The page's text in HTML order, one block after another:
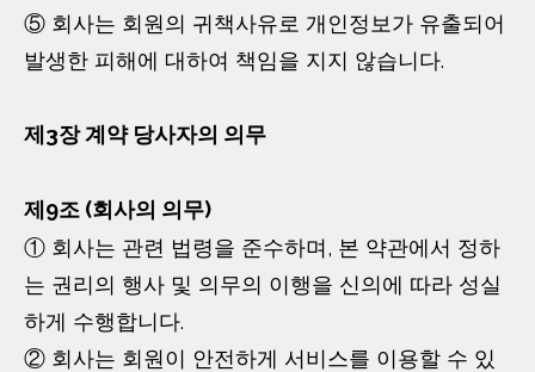
⑤ 회사는 회원의 귀책사유로 개인정보가 유출되어
발생한 피해에 대하여 책임을 지지 않습니다.
제3장 계약 당사자의 의무
제9조 (회사의 의무)
① 회사는 관련 법령을 준수하며, 본 약관에서 정하
는 권리의 행사 및 의무의 이행을 신의에 따라 성실
하게 수행합니다.
② 회사는 회원이 안전하게 서비스를 이용할 수 있